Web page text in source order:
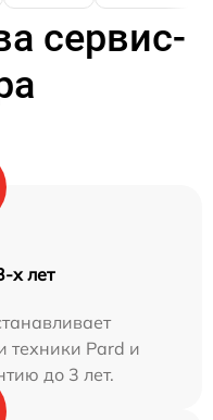
сервис-
х лет
техники Pard и
до 3 лет.